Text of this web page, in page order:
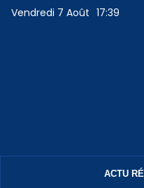
Vendredi 7 Août 17:39
ACTU